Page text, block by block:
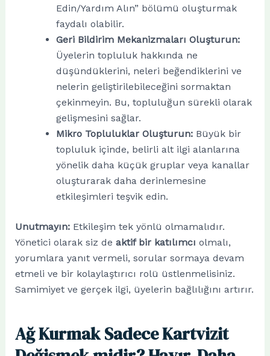
Edin/Yardım Alın” bölümü oluşturmak
faydalı olabilir.
Geri Bildirim Mekanizmaları Oluşturun:
Üyelerin topluluk hakkında ne
düşündüklerini, neleri beğendiklerini ve
nelerin geliştirilebileceğini sormaktan
çekinmeyin. Bu, topluluğun sürekli olarak
gelişmesini sağlar.
Mikro Topluluklar Oluşturun:Büyük bir
topluluk içinde, belirli alt ilgi alanlarına
yönelik daha küçük gruplar veya kanallar
oluşturarak daha derinlemesine
etkileşimleri teşvik edin.
Unutmayın:Etkileşim tek yönlü olmamalıdır.
Yönetici olarak siz de aktif bir katılımcı olmalı,
yorumlara yanıt vermeli, sorular sormaya devam
etmeli ve bir kolaylaştırıcı rolü üstlenmelisiniz.
Samimiyet ve gerçek ilgi, üyelerin bağlılığını artırır.
Ağ Kurmak Sadece Kartvizit